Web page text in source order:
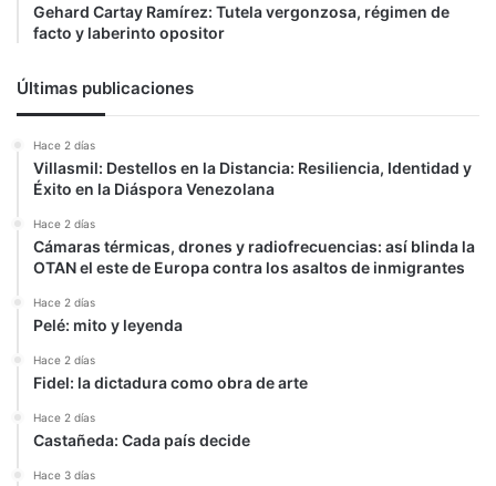
Gehard Cartay Ramírez: Tutela vergonzosa, régimen de
facto y laberinto opositor
Últimas publicaciones
Hace 2 días
Villasmil: Destellos en la Distancia: Resiliencia, Identidad y
Éxito en la Diáspora Venezolana
Hace 2 días
Cámaras térmicas, drones y radiofrecuencias: así blinda la
OTAN el este de Europa contra los asaltos de inmigrantes
Hace 2 días
Pelé: mito y leyenda
Hace 2 días
Fidel: la dictadura como obra de arte
Hace 2 días
Castañeda: Cada país decide
Hace 3 días